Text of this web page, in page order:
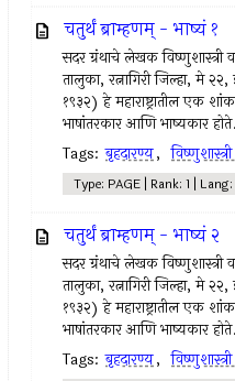
चतुर्थं ब्राम्हणम् - भाष्यं १
सदर ग्रंथाचे लेखक
तालुका, रत्नागिरी जिल्हा, मे
१९३२) हे महाराष्ट्रातील एक
भाषांतरकार आणि भाष्यकार होते.
Tags: बृहदारण्य,
Type: PAGE | Rank: 1 |
चतुर्थं ब्राम्हणम् - भाष्यं २
सदर ग्रंथाचे लेखक
तालुका, रत्नागिरी जिल्हा, मे
१९३२) हे महाराष्ट्रातील एक
भाषांतरकार आणि भाष्यकार होते.
Tags: बृहदारण्य,